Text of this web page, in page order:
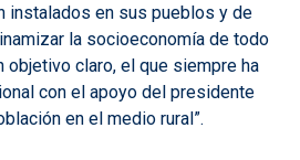
instalados en sus pueblos y de
la socioeconomía de todo
objetivo claro, el que siempre ha
con el apoyo del presidente
en el medio rural”.